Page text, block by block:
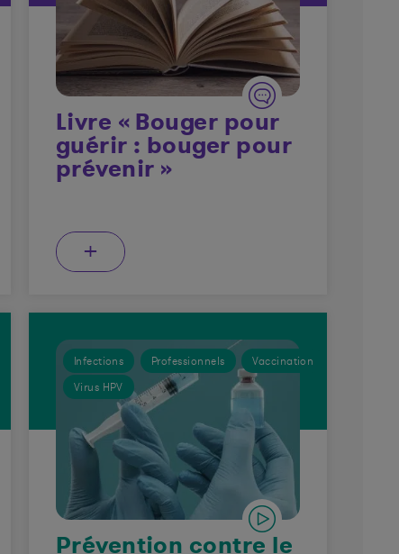
Livre « Bouger pour
guérir : bouger pour
prévenir »
+
Infections Professionnels
Vaccination
Virus HPV
Prévention contre le